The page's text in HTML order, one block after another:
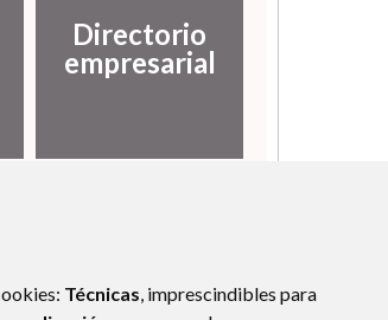
Técnicas, imprescindibles para
Directorio
empresarial